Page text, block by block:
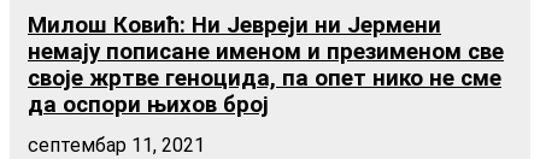
Милош Ковић: Ни Јевреји ни Јермени
немају пописане именом и презименом све
своје жртве геноцида, па опет нико не сме
да оспори њихов број
септембар 11, 2021